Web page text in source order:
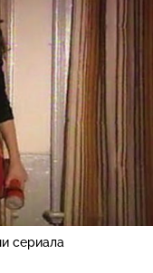
сериала